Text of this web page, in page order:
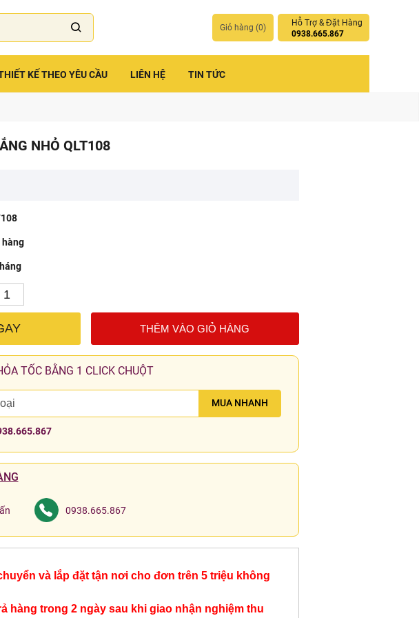
Giỏ hàng (0)
Hỗ Trợ & Đặt Hàng
0938.665.867
KẾ THEO YÊU CẦU LIÊN HỆ TIN TỨC
NHỎ QLT108
hàng
THÊM VÀO GIỎ HÀNG
TỐC BẰNG 1 CLICK CHUỘT
MUA NHANH
0938.665.867
và lắp đặt tận nơi cho đơn trên 5 triệu không
hàng trong 2 ngày sau khi giao nhận nghiệm thu